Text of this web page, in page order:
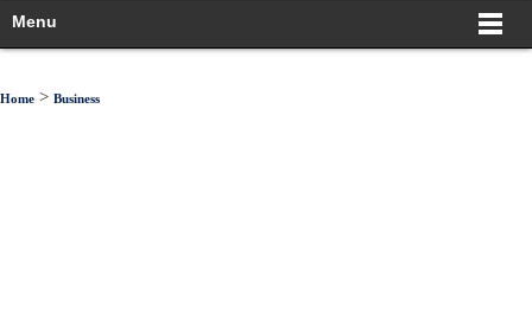
Menu
Home > Business